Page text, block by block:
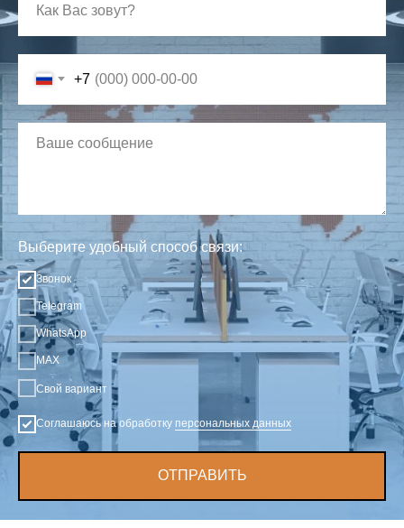
+7
Выберите удобный способ связи:
Звонок
Telegram
WhatsApp
MAX
Свой вариант
Соглашаюсь на обработку персональных данных
ОТПРАВИТЬ